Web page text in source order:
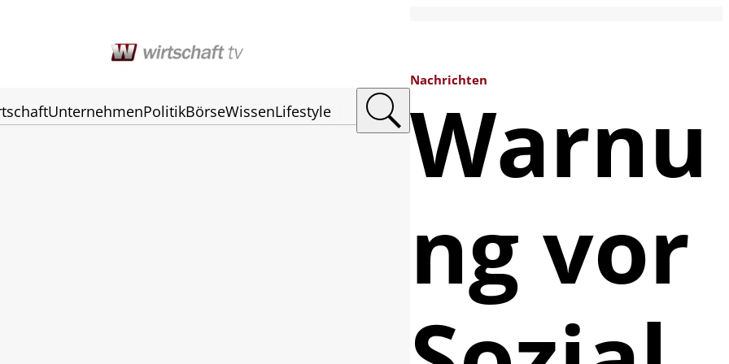
UnternehmenPolitikBörseWissenLifestyle
Nachrichten
Warnu
ng vor